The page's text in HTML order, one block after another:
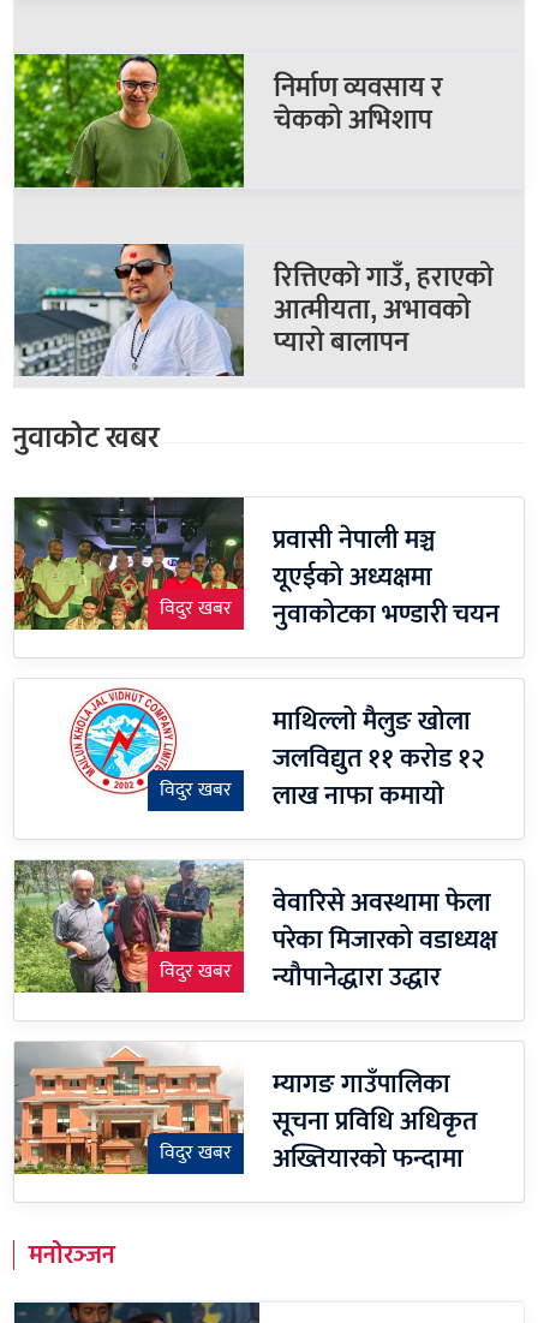
निर्माण व्यवसाय र
चेकको अभिशाप
रित्तिएको गाउँ, हराएको
आत्मीयता, अभावको
प्यारो बालापन
नुवाकोट खबर
विदुर खबर
प्रवासी नेपाली मञ्च
यूएईको अध्यक्षमा
नुवाकोटका भण्डारी चयन
विदुर खबर
माथिल्लो मैलुङ खोला
जलविद्युत ११ करोड १२
लाख नाफा कमायाे
विदुर खबर
वेवारिसे अवस्थामा फेला
परेका मिजारको वडाध्यक्ष
न्यौपानेद्धारा उद्धार
विदुर खबर
म्यागङ गाउँपालिका
सूचना प्रविधि अधिकृत
अख्तियारको फन्दामा
मनोरञ्जन